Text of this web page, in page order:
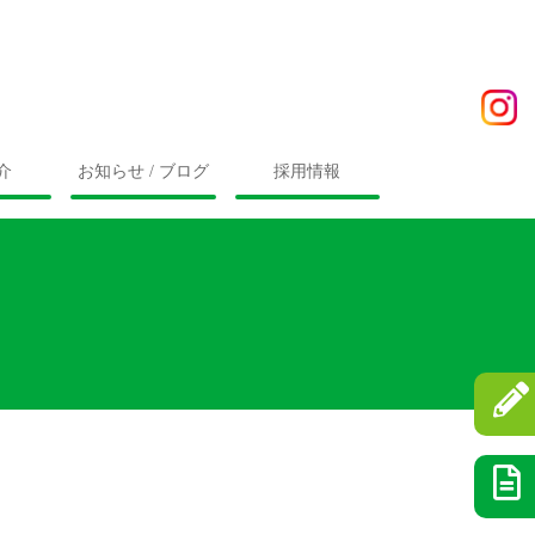
お知らせ / ブログ 採用情報